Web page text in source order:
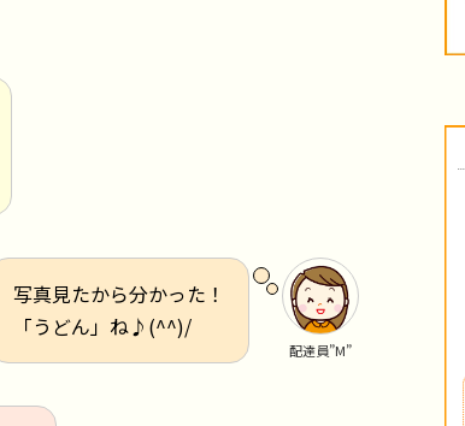
配達員”M”
写真見たから分かった！
「うどん」ね♪(^^)/